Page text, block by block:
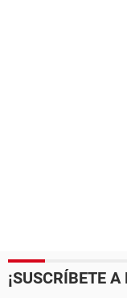
¡SUSCRÍBETE